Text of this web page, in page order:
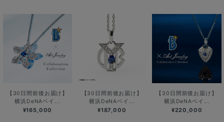
【30日間前後お届け】
横浜DeNAベイ...
¥165,000
【30日間前後お届け】
横浜DeNAベイ...
¥187,000
【30日間前後お届け】
横浜DeNAベイ...
¥220,000